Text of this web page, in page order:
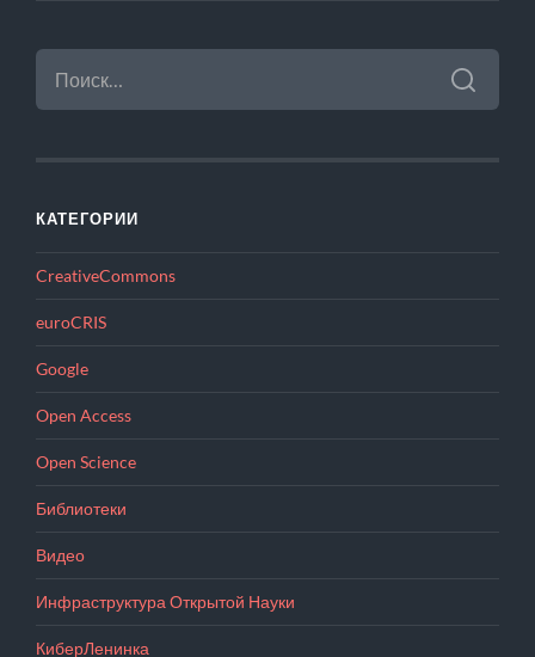
НАЙТИ:
КАТЕГОРИИ
CreativeCommons
euroCRIS
Google
Open Access
Open Science
Библиотеки
Видео
Инфраструктура Открытой Науки
КиберЛенинка